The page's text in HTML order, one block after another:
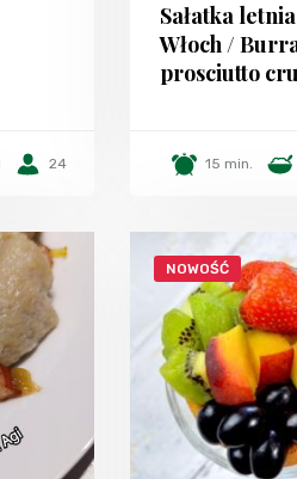
24
Sałatka
Włoch /
prosciutto
15 min.
NOWOŚĆ